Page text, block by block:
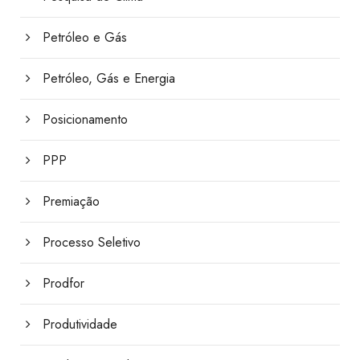
Petróleo e Gás
Petróleo, Gás e Energia
Posicionamento
PPP
Premiação
Processo Seletivo
Prodfor
Produtividade